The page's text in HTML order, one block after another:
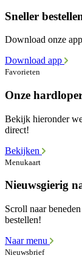
Sneller
Download onze
Download app
Favorieten
Onze
Bekijk hieronder
direct!
Bekijken
Menukaart
Nieuwsgierig
Scroll naar
bestellen!
Naar menu
Nieuwsbrief